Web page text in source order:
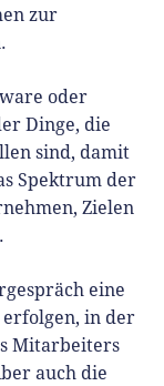
zur
oder
Dinge, die
sind, damit
Spektrum der
Zielen
eine
erfolgen, in der
Mitarbeiters
auch die